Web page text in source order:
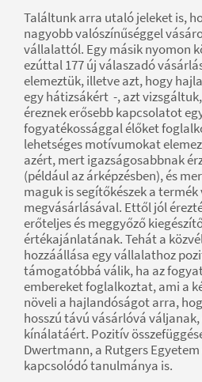
Találtunk arra utaló jeleket is,
nagyobb valószínűséggel
vállalattól. Egy másik nyomon
ezúttal 177 új válaszadó
elemeztük, illetve azt, hogy
egy hátizsákért -, azt
éreznek erősebb kapcsolatot
fogyatékossággal élőket
lehetséges motívumokat
azért, mert igazságosabbnak
(például az árképzésben), és
maguk is segítőkészek a
megvásárlásával. Ettől jól
erőteljes és meggyőző
értékajánlatának. Tehát a
hozzáállása egy vállalathoz
támogatóbbá válik, ha az
embereket foglalkoztat, ami a
növeli a hajlandóságot arra,
hosszú távú vásárlóvá
kínálatáért. Pozitív
Dwertmann, a Rutgers
kapcsolódó tanulmánya is.